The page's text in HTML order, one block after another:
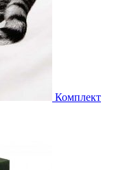
Комплект